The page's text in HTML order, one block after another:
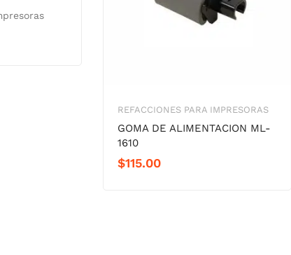
REFACCIONES PARA IMPRESORAS
GOMA DE ALIMENTACION ML-
1610
$115.00